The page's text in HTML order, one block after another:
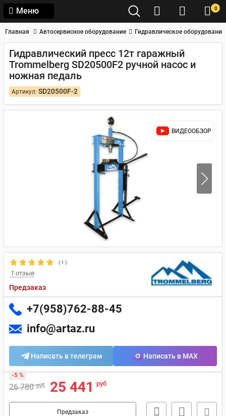
Меню 0
Главная Автосервисное оборудование Гидравлическое оборудование
Гидравлический пресс 12т гаражный
Trommelberg SD20500F2 ручной насос и
ножная педаль
Артикул: SD20500F-2
ВИДЕООБЗОР
(1 )
1 отзыв
Предзаказ
+7(958)762-88-45
info@artaz.ru
Написать в телеграм Написать в MAX
26 780 руб 25 441 руб
-5 %
Предзаказ